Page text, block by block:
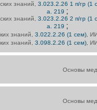
знаний, 3.023.2.26 1 п/гр (1
а. 219 ;
знаний, 3.023.2.26 2 п/гр (1
а. 219 ;
знаний,3.022.2.26 (1 сем) ,
знаний,3.098.2.26 (1 сем) ,
Основы
Основы